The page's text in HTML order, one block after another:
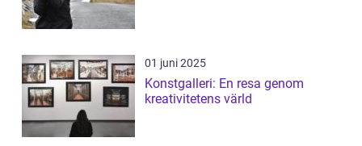
01 juni 2025
Konstgalleri: En resa genom
kreativitetens värld